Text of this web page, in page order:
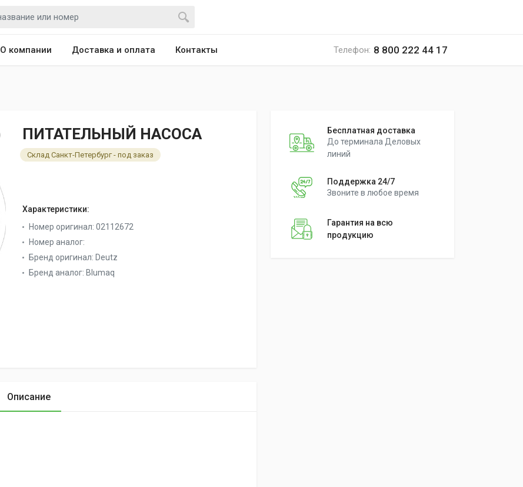
О компании Доставка и оплата Контакты Телефон: 8 800 222 44 17
ПИТАТЕЛЬНЫЙ НАСОСА
Склад Санкт-Петербург - под заказ
Характеристики:
Номер оригинал: 02112672
Номер аналог:
Бренд оригинал: Deutz
Бренд аналог: Blumaq
Бесплатная доставка
До терминала Деловых
линий
Поддержка 24/7
Звоните в любое время
Гарантия на всю
продукцию
Описание